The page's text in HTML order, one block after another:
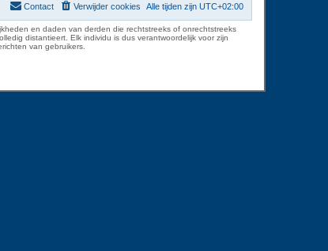
Alle tijden zijn UTC+02:00
Verwijder cookies
Contact
en daden van derden die rechtstreeks of onrechtstreeks
distantieert. Elk individu is dus verantwoordelijk voor zijn
van gebruikers.